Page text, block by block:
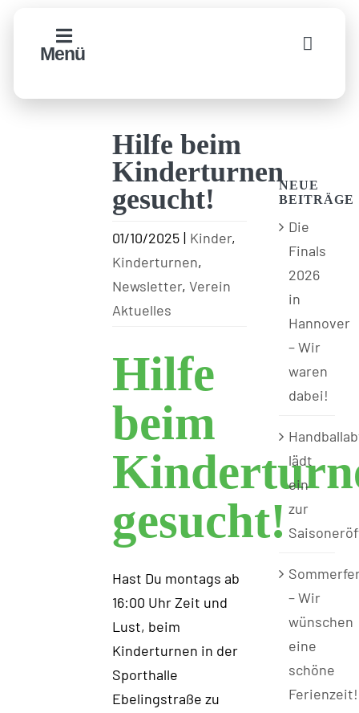
springenMenü
Hilfe beim
Kinderturnen
gesucht!
01/10/2025 | Kinder,
Kinderturnen,
Newsletter, Verein
Aktuelles
Hilfe
beim
gesucht!
Hast Du montags ab
16:00 Uhr Zeit und
Lust, beim
Kinderturnen in der
Sporthalle
Ebelingstraße zu
NEUE
BEITRÄGE
Die
Finals
2026
in
Hannover
– Wir
waren
dabei!
lädt
ein
zur
– Wir
wünschen
eine
schöne
Ferienzeit!